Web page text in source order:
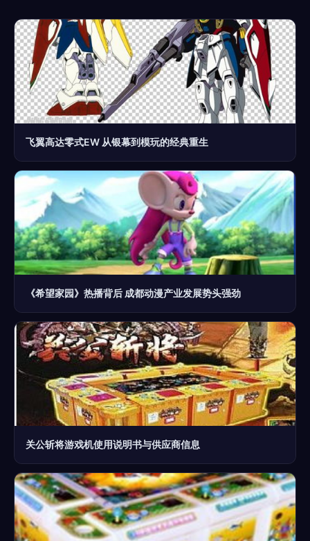
飞翼高达零式EW 从银幕到模玩的经典重生
《希望家园》热播背后 成都动漫产业发展势头强劲
关公斩将游戏机使用说明书与供应商信息